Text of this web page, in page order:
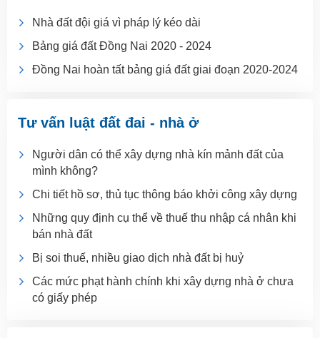
Nhà đất đội giá vì pháp lý kéo dài
Bảng giá đất Đồng Nai 2020 - 2024
Đồng Nai hoàn tất bảng giá đất giai đoạn 2020-2024
Tư vấn luật đất đai - nhà ở
Người dân có thể xây dựng nhà kín mảnh đất của
mình không?
Chi tiết hồ sơ, thủ tục thông báo khởi công xây dựng
Những quy định cụ thể về thuế thu nhập cá nhân khi
bán nhà đất
Bị soi thuế, nhiều giao dịch nhà đất bị huỷ
Các mức phạt hành chính khi xây dựng nhà ở chưa
có giấy phép